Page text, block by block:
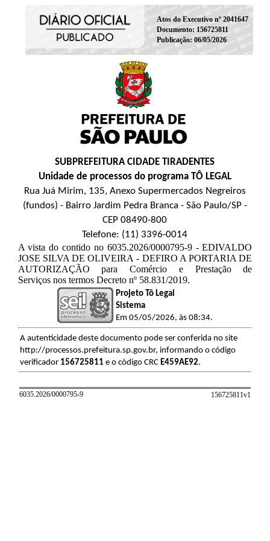
Atos do Executivo nº 2041647
Documento: 156725811
Publicação: 06/05/2026
SUBPREFEITURA CIDADE TIRADENTES
Unidade de processos do programa TÔ LEGAL
Rua Juá Mirim, 135, Anexo Supermercados Negreiros
(fundos) - Bairro Jardim Pedra Branca - São Paulo/SP -
CEP 08490-800
Telefone: (11) 3396-0014
A vista do contido no 6035.2026/0000795-9 - EDIVALDO
JOSE SILVA DE OLIVEIRA - DEFIRO A PORTARIA DE
AUTORIZAÇÃO para Comércio e Prestação de
Serviços nos termos Decreto nº 58.831/2019.
Projeto Tô Legal
Sistema
Em 05/05/2026, às 08:34.
A autenticidade deste documento pode ser conferida no site
http://processos.prefeitura.sp.gov.br, informando o código
verificador 156725811 e o código CRC E459AE92.
6035.2026/0000795-9 156725811v1